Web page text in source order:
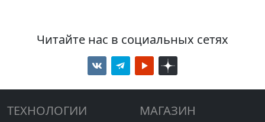
Читайте нас в социальных сетях
ТЕХНОЛОГИИ МАГАЗИН